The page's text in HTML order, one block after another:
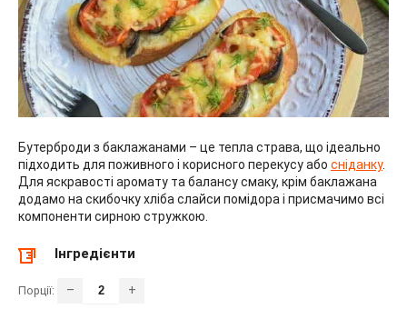
Бутерброди з баклажанами – це тепла страва, що ідеально
підходить для поживного і корисного перекусу або сніданку.
Для яскравості аромату та балансу смаку, крім баклажана
додамо на скибочку хліба слайси помідора і присмачимо всі
компоненти сирною стружкою.
Інгредієнти
Порції: – +